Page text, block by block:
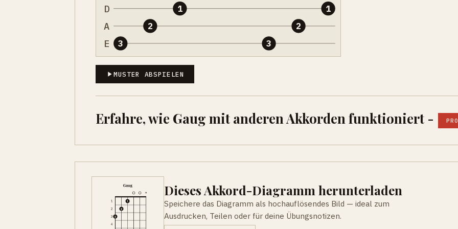
D
A
E 3
2
1
3
2
1
MUSTER ABSPIELEN
Erfahre, wie Gaug mit anderen Akkorden funktioniert -
Dieses Akkord-Diagramm herunterladen
Speichere das Diagramm als hochauflösendes Bild — ideal zum
Ausdrucken, Teilen oder für deine Übungsnotizen.